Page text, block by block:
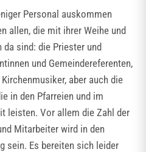
Personal auskommen
allen, die mit ihrer Weihe und
sind: die Priester und
und Gemeindereferenten,
aber auch die
in den Pfarreien und im
leisten. Vor allem die Zahl der
Mitarbeiter wird in den
sein. Es bereiten sich leider